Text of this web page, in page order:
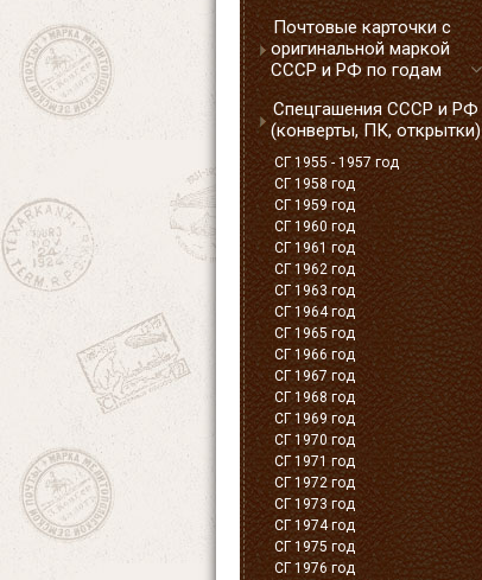
Почтовые карточки с
оригинальной маркой
СССР и РФ по годам
Спецгашения СССР и РФ
(конверты, ПК, открытки)
СГ 1955 - 1957 год
СГ 1958 год
СГ 1959 год
СГ 1960 год
СГ 1961 год
СГ 1962 год
СГ 1963 год
СГ 1964 год
СГ 1965 год
СГ 1966 год
СГ 1967 год
СГ 1968 год
СГ 1969 год
СГ 1970 год
СГ 1971 год
СГ 1972 год
СГ 1973 год
СГ 1974 год
СГ 1975 год
СГ 1976 год